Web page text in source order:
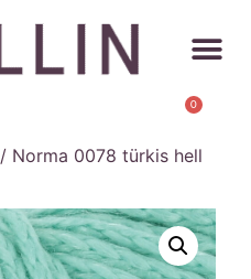
0
/ Norma 0078 türkis hell